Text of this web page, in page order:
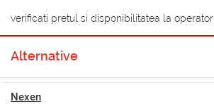
verificati pretul si disponibilitatea la operator
Alternative
Nexen